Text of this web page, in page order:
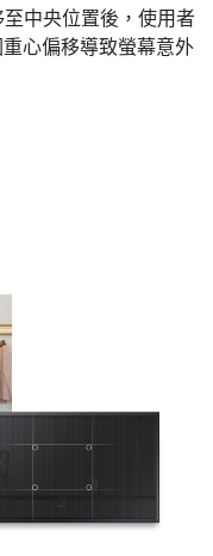
中央位置後，使用者
心偏移導致螢幕意外